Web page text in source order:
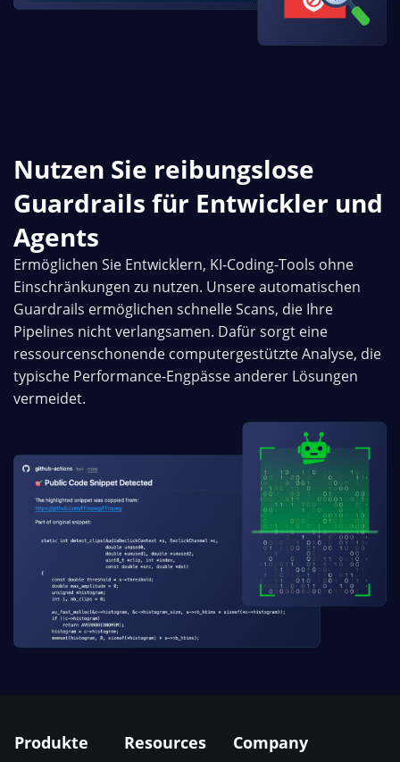
Nutzen Sie reibungslose
Guardrails für Entwickler und
Agents
Ermöglichen Sie Entwicklern, KI-Coding-Tools ohne
Einschränkungen zu nutzen. Unsere automatischen
Guardrails ermöglichen schnelle Scans, die Ihre
Pipelines nicht verlangsamen. Dafür sorgt eine
ressourcenschonende computergestützte Analyse, die
typische Performance-Engpässe anderer Lösungen
vermeidet.
Produkte Resources Company